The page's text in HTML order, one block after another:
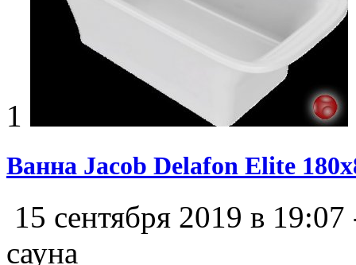
1
Ванна Jacob Delafon Elite
15 сентября 2019 в
сауна